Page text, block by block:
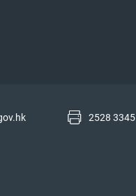
2528 3345